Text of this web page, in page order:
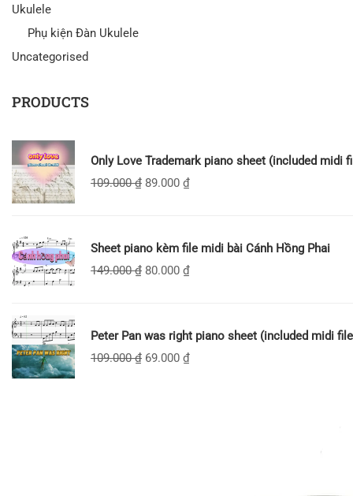
Ukulele
Phụ kiện Đàn Ukulele
Uncategorised
PRODUCTS
Only Love Trademark piano sheet (included midi
109.000₫ 89.000 ₫
Sheet piano kèm file midi bài Cánh Hồng Phai
149.000₫ 80.000 ₫
Peter Pan was right piano sheet (included midi
109.000₫ 69.000 ₫